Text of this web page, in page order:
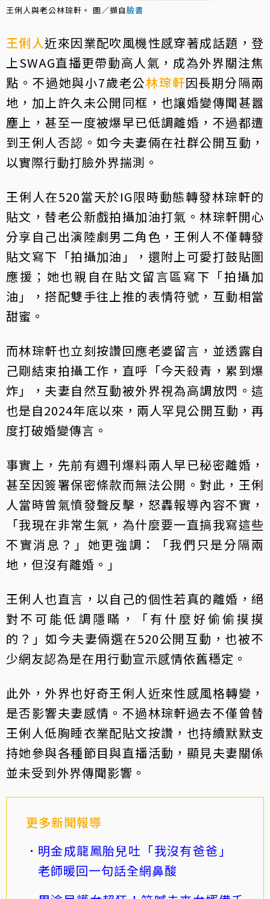
王俐人與老公林琮軒。 圖／擷自臉書
王俐人近來因業配吹風機性感穿著成話題，登
上SWAG直播更帶動高人氣，成為外界關注焦
點。不過她與小7歲老公林琮軒因長期分隔兩
地，加上許久未公開同框，也讓婚變傳聞甚囂
塵上，甚至一度被爆早已低調離婚，不過都遭
到王俐人否認。如今夫妻倆在社群公開互動，
以實際行動打臉外界揣測。
王俐人在520當天於IG限時動態轉發林琮軒的
貼文，替老公新戲拍攝加油打氣。林琮軒開心
分享自己出演陸劇男二角色，王俐人不僅轉發
貼文寫下「拍攝加油」，還附上可愛打鼓貼圖
應援；她也親自在貼文留言區寫下「拍攝加
油」，搭配雙手往上推的表情符號，互動相當
甜蜜。
而林琮軒也立刻按讚回應老婆留言，並透露自
己剛結束拍攝工作，直呼「今天殺青，累到爆
炸」，夫妻自然互動被外界視為高調放閃。這
也是自2024年底以來，兩人罕見公開互動，再
度打破婚變傳言。
事實上，先前有週刊爆料兩人早已秘密離婚，
甚至因簽署保密條款而無法公開。對此，王俐
人當時曾氣憤發聲反擊，怒轟報導內容不實，
「我現在非常生氣，為什麼要一直搞我寫這些
不實消息？」她更強調：「我們只是分隔兩
地，但沒有離婚。」
王俐人也直言，以自己的個性若真的離婚，絕
對不可能低調隱瞞，「有什麼好偷偷摸摸
的？」如今夫妻倆選在520公開互動，也被不
少網友認為是在用行動宣示感情依舊穩定。
此外，外界也好奇王俐人近來性感風格轉變，
是否影響夫妻感情。不過林琮軒過去不僅曾替
王俐人低胸睡衣業配貼文按讚，也持續默默支
持她參與各種節目與直播活動，顯見夫妻關係
並未受到外界傳聞影響。
更多新聞報導
明金成龍鳳胎兒吐「我沒有爸爸」
老師暖回一句話全網鼻酸